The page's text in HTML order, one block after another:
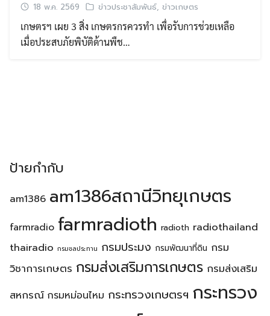
18 พ.ค. 2569 ข่าวประชาสัมพันธ์, ข่าวเกษตร
เกษตรฯ เผย 3 สิ่ง เกษตรกรควรทำ เพื่อรับการช่วยเหลือ
เมื่อประสบภัยพิบัติด้านพืช…
ป้ายกำกับ
am1386 am1386สถานีวิทยุเกษตร
farmradio farmradioth radioth radiothailand
thairadio กรมชลประทาน กรมประมง กรมพัฒนาที่ดิน กรม
วิชาการเกษตร กรมส่งเสริมการเกษตร กรมส่งเสริม
สหกรณ์ กรมหม่อนไหม กระทรวงเกษตรฯ กระทรวง